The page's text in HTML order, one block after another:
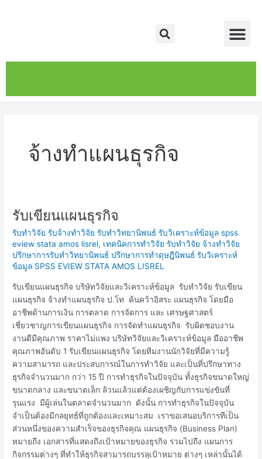
Search
จ้างทำแผนธุรกิจ
รับเขียนแผนธุรกิจ
รับทำวิจัย รับจ้างทำวิจัย รับทำวิทยานิพนธ์ รับวิเคราะห์ข้อมูล spss
eview stata amos lisrel, เทคนิคการทำวิจัย รับทำวิจัย จ้างทำวิจัย
ปรึกษาการรับทำวิทยานิพนธ์ ปรึกษาการทำดุษฎีนิพนธ์ รับวิเคราะห์
ข้อมูล SPSS EVIEW STATA AMOS LISREL
รับเขียนแผนธุรกิจ บริษัทวิจัยและวิเคราะห์ข้อมูล รับทำวิจัย รับเขียน
แผนธุรกิจ จ้างทำแผนธุรกิจ ป.โท ค้นคว้าอิสระ แผนธุรกิจ โดยมือ
อาชีพด้านการเงิน การตลาด การจัดการ และ เศรษฐศาสตร์
เชี่ยวชาญการเขียนแผนธุรกิจ การจัดทำแผนธุรกิจ รับผิดชอบงาน
งานดีมีคุณภาพ ราคาไม่แพง บริษัทวิจัยและวิเคราะห์ข้อมูล มืออาชีพ
คุณภาพอันดับ 1 รับเขียนแผนธุรกิจ โดยทีมงานนักวิจัยที่มีความรู้
ความสามารถ และประสบการณ์ในการทำวิจัย และเป็นที่ปรึกษาทาง
ธุรกิจจำนวนมาก กว่า 15 ปี การทำธุรกิจในปัจจุบัน ทั้งธุรกิจขนาดใหญ่
ขนาดกลาง และขนาดเล็ก ล้วนแล้วแต่ต้องเผชิญกับการแข่งขันที่
รุนแรง มีผู้เล่นในตลาดจำนวนมาก ดังนั้น การทำธุรกิจในปัจจุบัน
จำเป็นต้องมีกลยุทธ์ที่ถูกต้องและเหมาะสม เราขอเสนอบริการทีเ่ป็น
ส่วนหนึ่งของความสำเร็จของธุรกิจคุณ แผนธุรกิจ (Business Plan)
หมายถึง เอกสารที่แสดงถึงเป้าหมายของธุรกิจ รวมไปถึง แผนการ
กิจกรรมต่างๆ ที่ทำให้ธุรกิจสามารถบรรลุเป้าหมาย ต่างๆ เหล่านั้นได้
รับ
แผน
ธุรกิจ